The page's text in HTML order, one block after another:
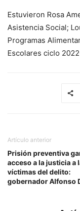
Estuvieron Rosa
Asistencia Social;
Programas
Escolares ciclo
Artículo anterior
Prisión preventiva
acceso a la justicia a
víctimas del delito:
gobernador Alfonso